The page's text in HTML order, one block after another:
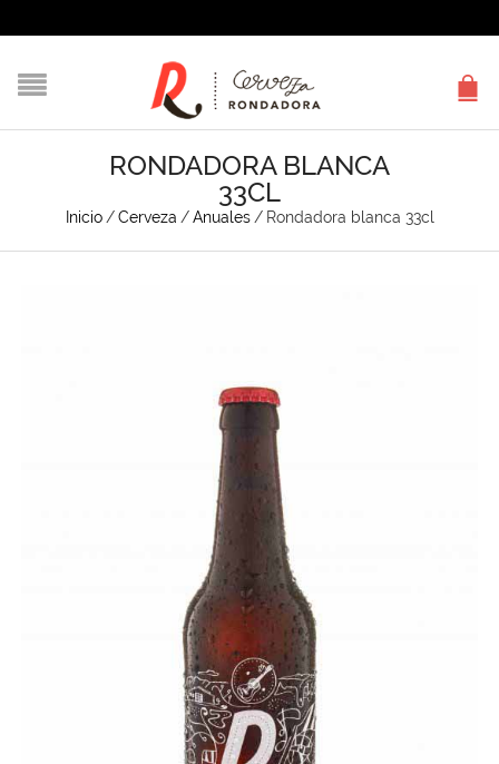
RONDADORA BLANCA
33CL
Inicio / Cerveza / Anuales / Rondadora blanca 33cl